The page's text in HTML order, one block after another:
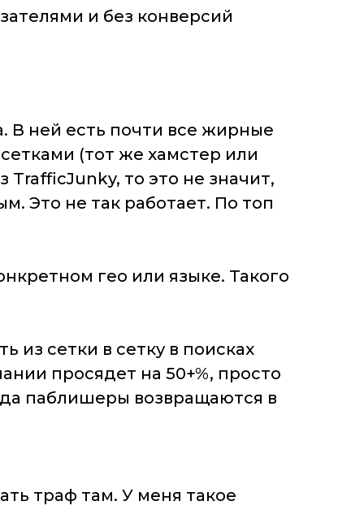
и без конверсий
В ней есть почти все жирные
(тот же хамстер или
то это не значит,
Это не так работает. По топ
гео или языке. Такого
из сетки в сетку в поисках
просядет на 50+%, просто
паблишеры возвращаются в
траф там. У меня такое